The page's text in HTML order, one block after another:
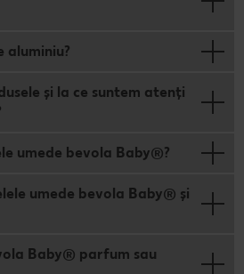
aluminiu?
și la ce suntem atenți
umede bevola Baby®?
umede bevola Baby® și
Baby® parfum sau